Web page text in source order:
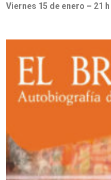
Viernes 15 de enero – 21 h